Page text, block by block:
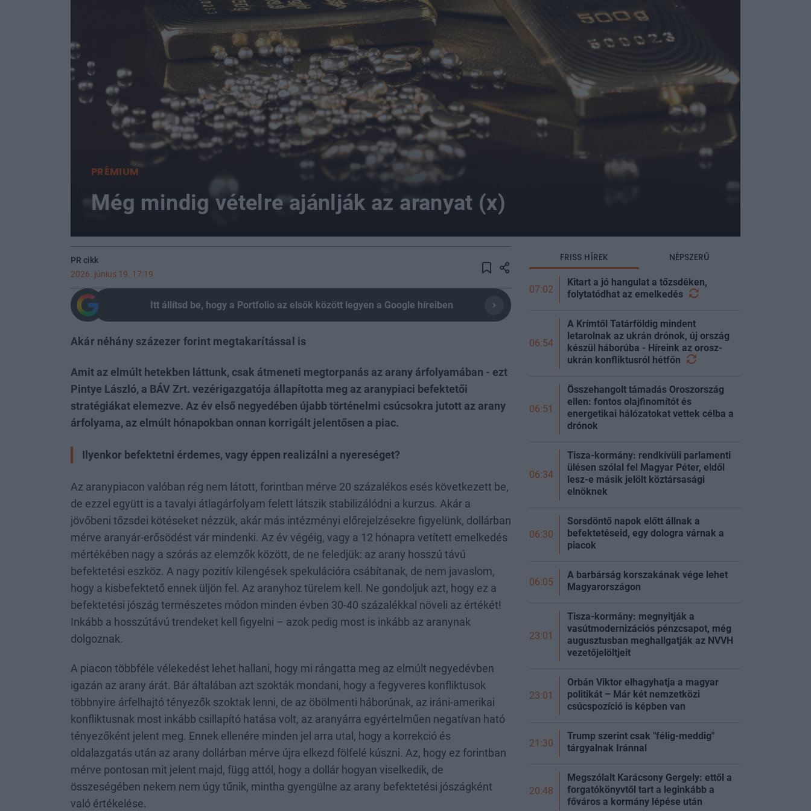
PRÉMIUM
Még mindig vételre ajánlják az aranyat (x)
PR cikk
2026. június 19. 17:19
Itt állítsd be, hogy a Portfolio az elsők között legyen a Google híreiben
Akár néhány százezer forint megtakarítással is
Amit az elmúlt hetekben láttunk, csak átmeneti megtorpanás az arany árfolyamában - ezt
Pintye László, a BÁV Zrt. vezérigazgatója állapította meg az aranypiaci befektetői
stratégiákat elemezve. Az év első negyedében újabb történelmi csúcsokra jutott az arany
árfolyama, az elmúlt hónapokban onnan korrigált jelentősen a piac.
Ilyenkor befektetni érdemes, vagy éppen realizálni a nyereséget?
Az aranypiacon valóban rég nem látott, forintban mérve 20 százalékos esés következett be,
de ezzel együtt is a tavalyi átlagárfolyam felett látszik stabilizálódni a kurzus. Akár a
jövőbeni tőzsdei kötéseket nézzük, akár más intézményi előrejelzésekre figyelünk, dollárban
mérve aranyár-erősödést vár mindenki. Az év végéig, vagy a 12 hónapra vetített emelkedés
mértékében nagy a szórás az elemzők között, de ne feledjük: az arany hosszú távú
befektetési eszköz. A nagy pozitív kilengések spekulációra csábítanak, de nem javaslom,
hogy a kisbefektető ennek üljön fel. Az aranyhoz türelem kell. Ne gondoljuk azt, hogy ez a
befektetési jószág természetes módon minden évben 30-40 százalékkal növeli az értékét!
Inkább a hosszútávú trendeket kell figyelni – azok pedig most is inkább az aranynak
dolgoznak.
A piacon többféle vélekedést lehet hallani, hogy mi rángatta meg az elmúlt negyedévben
igazán az arany árát. Bár általában azt szokták mondani, hogy a fegyveres konfliktusok
többnyire árfelhajtó tényezők szoktak lenni, de az öbölmenti háborúnak, az iráni-amerikai
konfliktusnak most inkább csillapító hatása volt, az aranyárra egyértelműen negatívan ható
tényezőként jelent meg. Ennek ellenére minden jel arra utal, hogy a korrekció és
oldalazgatás után az arany dollárban mérve újra elkezd fölfelé kúszni. Az, hogy ez forintban
mérve pontosan mit jelent majd, függ attól, hogy a dollár hogyan viselkedik, de
összeségében nekem nem úgy tűnik, mintha gyengülne az arany befektetési jószágként
való értékelése.
FRISS HÍREK NÉPSZERŰ
07:02
Kitart a jó hangulat a tőzsdéken,
folytatódhat az emelkedés
06:54
A Krímtől Tatárföldig mindent
letarolnak az ukrán drónok, új ország
készül háborúba - Híreink az orosz-
ukrán konfliktusról hétfőn
06:51
Összehangolt támadás Oroszország
ellen: fontos olajfinomítót és
energetikai hálózatokat vettek célba a
drónok
06:34
Tisza-kormány: rendkívüli parlamenti
ülésen szólal fel Magyar Péter, eldől
lesz-e másik jelölt köztársasági
elnöknek
06:30
Sorsdöntő napok előtt állnak a
befektetéseid, egy dologra várnak a
piacok
06:05
A barbárság korszakának vége lehet
Magyarországon
23:01
Tisza-kormány: megnyitják a
vasútmodernizációs pénzcsapot, még
augusztusban meghallgatják az NVVH
vezetőjelöltjeit
23:01
Orbán Viktor elhagyhatja a magyar
politikát – Már két nemzetközi
csúcspozíció is képben van
21:30
Trump szerint csak "félig-meddig"
tárgyalnak Iránnal
20:48
Megszólalt Karácsony Gergely: ettől a
forgatókönyvtől tart a leginkább a
főváros a kormány lépése után